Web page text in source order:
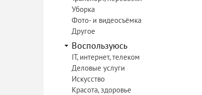
Уборка
Фото- и видеосъёмка
Другое
Воспользуюсь
IT, интернет, телеком
Деловые услуги
Искусство
Красота, здоровье